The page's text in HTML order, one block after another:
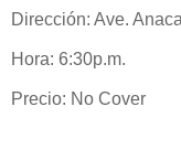
Dirección: Ave.
Hora: 6:30p.m.
Precio: No Cover